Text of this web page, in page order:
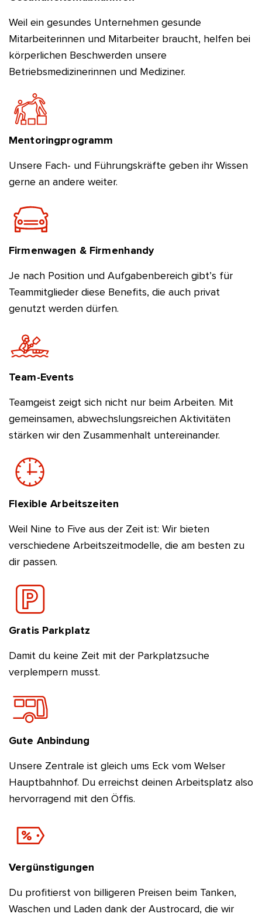
Weil ein gesundes Unternehmen gesunde
Mitarbeiterinnen und Mitarbeiter braucht, helfen bei
körperlichen Beschwerden unsere
Betriebsmedizinerinnen und Mediziner.
Mentoringprogramm
Unsere Fach- und Führungskräfte geben ihr Wissen
gerne an andere weiter.
Firmenwagen & Firmenhandy
Je nach Position und Aufgabenbereich gibt’s für
Teammitglieder diese Benefits, die auch privat
genutzt werden dürfen.
Team-Events
Teamgeist zeigt sich nicht nur beim Arbeiten. Mit
gemeinsamen, abwechslungsreichen Aktivitäten
stärken wir den Zusammenhalt untereinander.
Flexible Arbeitszeiten
Weil Nine to Five aus der Zeit ist: Wir bieten
verschiedene Arbeitszeitmodelle, die am besten zu
dir passen.
Gratis Parkplatz
Damit du keine Zeit mit der Parkplatzsuche
verplempern musst.
Gute Anbindung
Unsere Zentrale ist gleich ums Eck vom Welser
Hauptbahnhof. Du erreichst deinen Arbeitsplatz also
hervorragend mit den Öffis.
Vergünstigungen
Du profitierst von billigeren Preisen beim Tanken,
Waschen und Laden dank der Austrocard, die wir